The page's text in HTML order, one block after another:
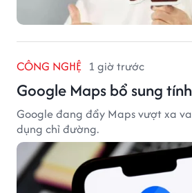
CÔNG NGHỆ 1 giờ trước
Google Maps bổ sung
Google đang đẩy Maps vượt xa
dụng chỉ đường.